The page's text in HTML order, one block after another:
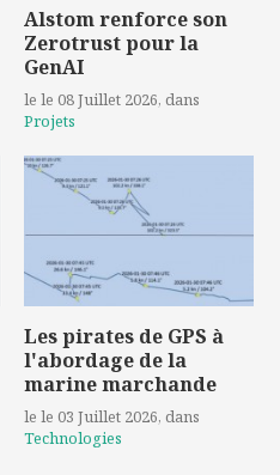
Alstom renforce son
Zerotrust pour la
GenAI
le le 08 Juillet 2026, dans
Projets
Les pirates de GPS à
l'abordage de la
marine marchande
le le 03 Juillet 2026, dans
Technologies